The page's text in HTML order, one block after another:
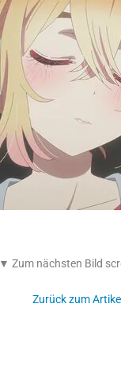
▼ Zum nächsten Bild
Zurück zum Artikel